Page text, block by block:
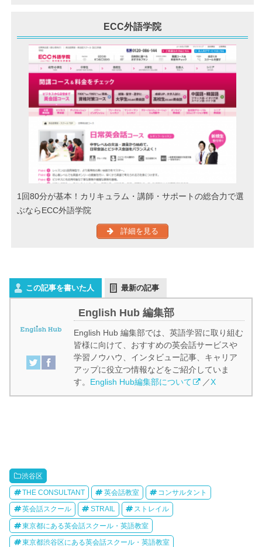
ECC外語学院
1回80分が基本！カリキュラム・講師・サポートの総合力で選
ぶならECC外語学院
詳細を見る
この記事を書いた人 最新の記事
English Hub 編集部
English Hub 編集部では、英語学習に取り組む
皆様に向けて、おすすめの英会話サービスや
学習ノウハウ、インタビュー記事、キャリア
アップに役立つ情報などをご紹介していま
す。 English Hub編集部について ／X
渋谷区
THE CONSULTANT 英会話教室 コンサルタント
英会話スクール STRAIL ストレイル
東京都にある英会話スクール・英語教室
東京都渋谷区にある英会話スクール・英語教室